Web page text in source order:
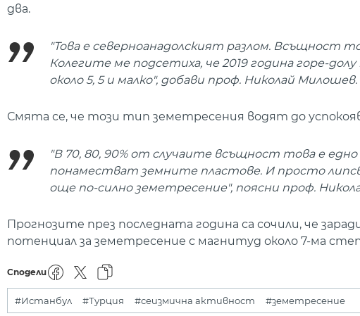
два.
"Това е северноанадолският разлом. Всъщност
Колегите ме подсетиха, че 2019 година горе-
около 5, 5 и малко", добави проф. Николай Милошев.
Смята се, че този тип земетресения водят до
"В 70, 80, 90% от случаите всъщност това е
понаместват земните пластове. И просто
още по-силно земетресение", поясни проф.
Прогнозите през последната година са сочили, че
потенциал за земетресение с магнитуд около 7-ма
Сподели
#Истанбул #Турция #сеизмична активност #земетресение